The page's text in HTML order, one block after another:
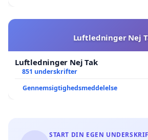
Luftledninger Nej
Luftledninger Nej Tak
851 underskrifter
Gennemsigtighedsmeddelelse
START DIN EGEN